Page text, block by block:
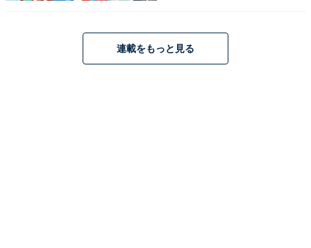
連載をもっと見る